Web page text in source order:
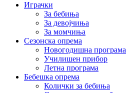
Играчки
За бебиња
За девојчиња
За момчиња
Сезонска опрема
Новогодишна програма
Училишен прибор
Летна програма
Бебешка опрема
Колички за бебиња